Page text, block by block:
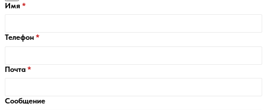
Имя
Телефон
Почта
Сообщение